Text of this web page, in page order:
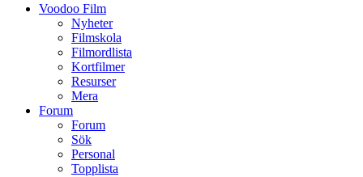
Voodoo Film
Nyheter
Filmskola
Filmordlista
Kortfilmer
Resurser
Mera
Forum
Forum
Sök
Personal
Topplista